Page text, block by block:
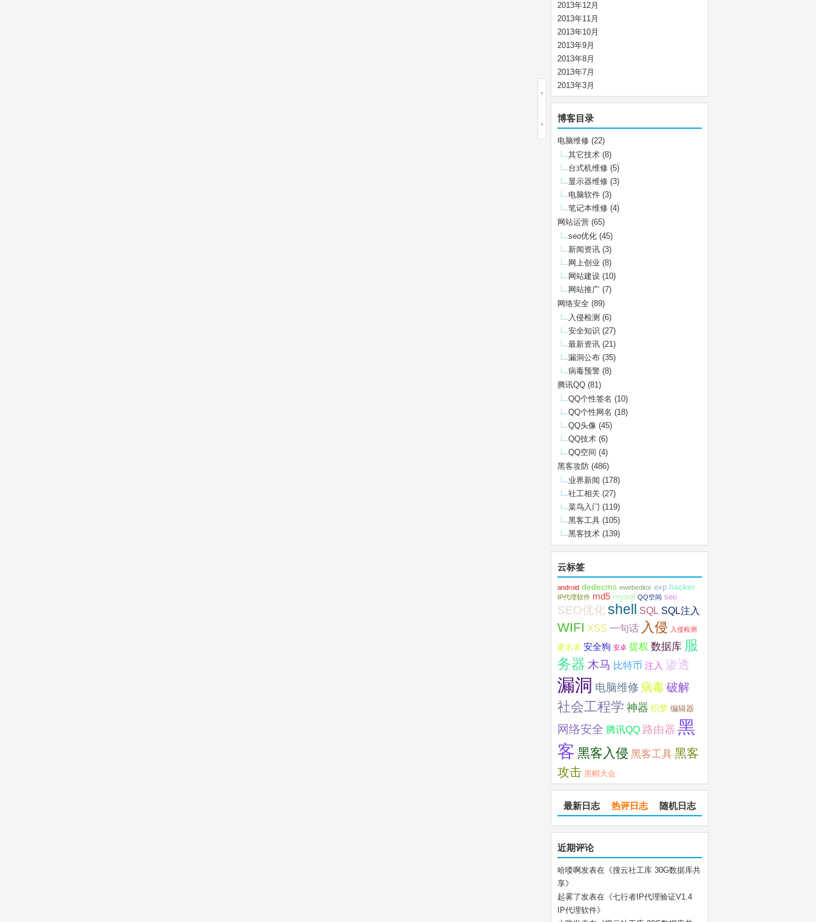
2013年12月
2013年11月
2013年10月
2013年9月
2013年8月
2013年7月
2013年3月
博客目录
电脑维修 (22)
其它技术 (8)
台式机维修 (5)
显示器维修 (3)
电脑软件 (3)
笔记本维修 (4)
网站运营 (65)
seo优化 (45)
新闻资讯 (3)
网上创业 (8)
网站建设 (10)
网站推广 (7)
网络安全 (89)
入侵检测 (6)
安全知识 (27)
最新资讯 (21)
漏洞公布 (35)
病毒预警 (8)
腾讯QQ (81)
QQ个性签名 (10)
QQ个性网名 (18)
QQ头像 (45)
QQ技术 (6)
QQ空间 (4)
黑客攻防 (486)
业界新闻 (178)
社工相关 (27)
菜鸟入门 (119)
黑客工具 (105)
黑客技术 (139)
云标签
android dedecms ewebeditor exp hacker
IP代理软件 md5 mysql QQ空间 seo
SEO优化shell SQL SQL注入
WIFI XSS 一句话 入侵 入侵检测
匿名者 安全狗 安卓 提权 数据库 服
务器 木马 比特币 注入 渗透
漏洞 电脑维修 病毒破解
社会工程学 神器 织梦 编辑器
网络安全 腾讯QQ 路由器 黑
客 黑客入侵 黑客工具 黑客
攻击 黑帽大会
最新日志 热评日志 随机日志
近期评论
哈喽啊发表在《搜云社工库 30G数据库共
享》
起雾了发表在《七行者IP代理验证V1.4
IP代理软件》